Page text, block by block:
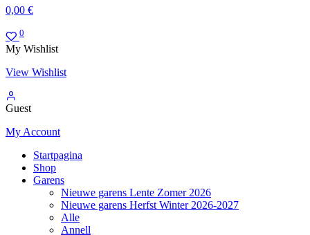
0,00 €
0
My Wishlist
View Wishlist
Guest
My Account
Startpagina
Shop
Garens
Nieuwe garens Lente Zomer 2026
Nieuwe garens Herfst Winter 2026-2027
Alle
Annell